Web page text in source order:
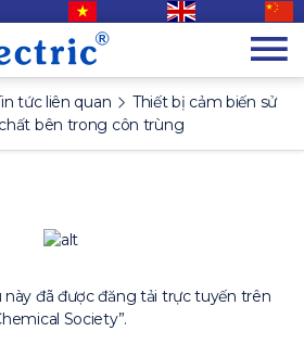
tức liên quan
Thiết bị cảm biến sử
bên trong côn trùng
này đã được đăng tải trực tuyến trên
Society”.